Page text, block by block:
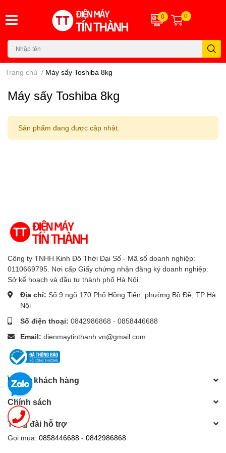
0 0
Trang chủ / Máy sấy Toshiba 8kg
Máy sấy Toshiba 8kg
Sản phẩm đang được cập nhật.
Công ty TNHH Kinh Đô Thời Đại Số - Mã số doanh nghiệp:
0110669795. Nơi cấp Giấy chứng nhận đăng ký doanh nghiệp:
Sở kế hoạch và đầu tư thành phố Hà Nội.
Địa chỉ: Số 9 ngõ 170 Phố Hồng Tiến, phường Bồ Đề, TP Hà
Nội
Số điện thoại: 0842986868 - 0858446688
Email: dienmaytinthanh.vn@gmail.com
Hỗ trợ khách hàng
Chính sách
Tổng đài hỗ trợ
Gọi mua: 0858446688 - 0842986868